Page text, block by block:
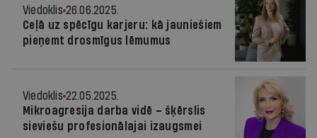
Viedoklis 26.06.2025.
Ceļā uz spēcīgu karjeru: kā jauniešiem
pieņemt drosmīgus lēmumus
Viedoklis 22.05.2025.
Mikroagresija darba vidē – šķērslis
sieviešu profesionālajai izaugsmei